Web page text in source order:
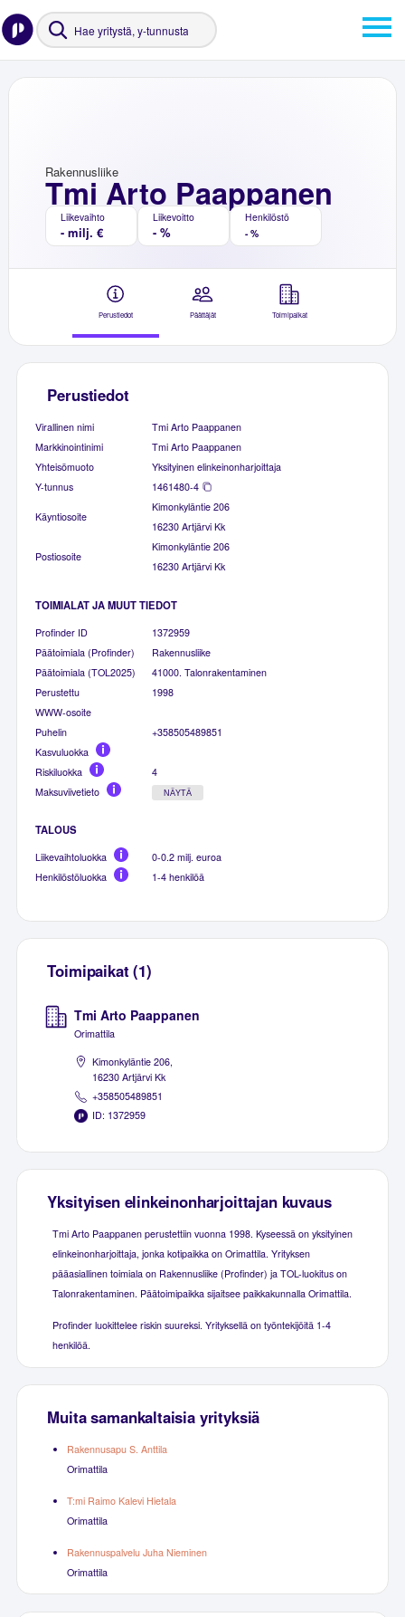
Tmi Arto Paappanen
Rakennusliike
Liikevaihto
- milj. €
Liikevoitto
- %
Henkilöstö
- %
Perustiedot Päättäjät Toimipaikat
Perustiedot
Virallinen nimi
Tmi Arto Paappanen
Markkinointinimi
Tmi Arto Paappanen
Yhteisömuoto
Yksityinen elinkeinonharjoittaja
Y-tunnus
1461480-4
Käyntiosoite
Kimonkyläntie 206
16230 Artjärvi Kk
Postiosoite
Kimonkyläntie 206
16230 Artjärvi Kk
TOIMIALAT JA MUUT TIEDOT
Profinder ID
1372959
Päätoimiala (Profinder)
Rakennusliike
Päätoimiala (TOL2025)
41000. Talonrakentaminen
Perustettu
1998
WWW-osoite
Puhelin
+358505489851
Kasvuluokka
Riskiluokka
4
Maksuviivetieto
NÄYTÄ
TALOUS
Liikevaihtoluokka
0-0.2 milj. euroa
Henkilöstöluokka
1-4 henkilöä
Toimipaikat (1)
Tmi Arto Paappanen
Orimattila
Kimonkyläntie 206,
16230 Artjärvi Kk
+358505489851
ID: 1372959
Yksityisen elinkeinonharjoittajan kuvaus
Tmi Arto Paappanen perustettiin vuonna 1998. Kyseessä on yksityinen
elinkeinonharjoittaja, jonka kotipaikka on Orimattila. Yrityksen
pääasiallinen toimiala on Rakennusliike (Profinder) ja TOL-luokitus on
Talonrakentaminen. Päätoimipaikka sijaitsee paikkakunnalla Orimattila.
Profinder luokittelee riskin suureksi. Yrityksellä on työntekijöitä 1-4
henkilöä.
Muita samankaltaisia yrityksiä
Rakennusapu S. Anttila
Orimattila
T:mi Raimo Kalevi Hietala
Orimattila
Rakennuspalvelu Juha Nieminen
Orimattila